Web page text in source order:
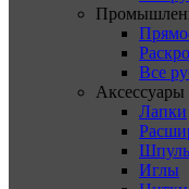
Все
Лапки
Иглы